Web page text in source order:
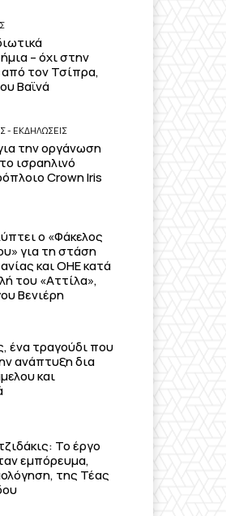
– όχι στην
τον Τσίπρα,
Βαϊνά
- ΕΚΔΗΛΩΣΕΙΣ
την οργάνωση
ισραηλινό
Crown Iris
ο «Φάκελος
για τη στάση
και ΟΗΕ κατά
του «Αττίλα»,
Βενιέρη
ένα τραγούδι που
ανάπτυξη δια
και
Το έργο
εμπόρευμα,
της Τέας